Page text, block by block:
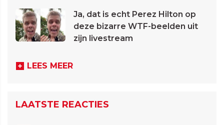
Ja, dat is echt Perez Hilton op
deze bizarre WTF-beelden uit
zijn livestream
LEES MEER
LAATSTE REACTIES